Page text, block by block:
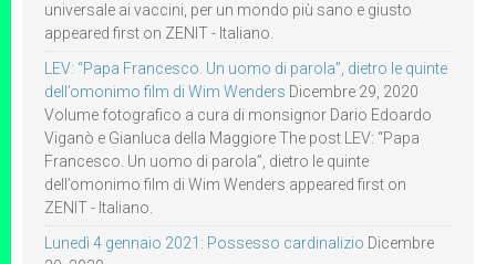
universale ai vaccini, per un mondo più sano e giusto
appeared first on ZENIT - Italiano.
LEV: “Papa Francesco. Un uomo di parola”, dietro le quinte
dell’omonimo film di Wim Wenders Dicembre 29, 2020
Volume fotografico a cura di monsignor Dario Edoardo
Viganò e Gianluca della Maggiore The post LEV: “Papa
Francesco. Un uomo di parola”, dietro le quinte
dell’omonimo film di Wim Wenders appeared first on
ZENIT - Italiano.
Lunedì 4 gennaio 2021: Possesso cardinalizio Dicembre